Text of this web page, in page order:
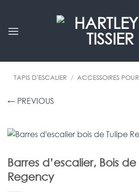
contenu
TAPIS D'ESCALIER / ACCESSOIRES
← PREVIOUS
Barres d’escalier, Bois de
Regency